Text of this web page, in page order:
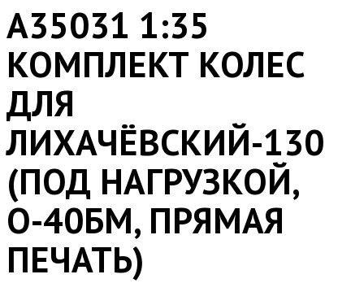
A35031 1:35
КОМПЛЕКТ КОЛЕС
ДЛЯ
ЛИХАЧЁВСКИЙ-130
(ПОД НАГРУЗКОЙ,
О-40БМ, ПРЯМАЯ
ПЕЧАТЬ)